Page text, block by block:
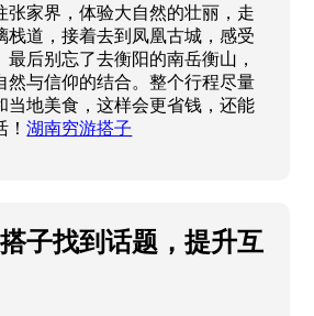
张家界，体验大自然的壮丽，走
栈道，接着去到凤凰古城，感受
最后别忘了去衡阳的南岳衡山，
然与信仰的结合。整个行程尽量
当地美食，这样会更省钱，还能
！湖南穷游搭子
子找到话题，提升互